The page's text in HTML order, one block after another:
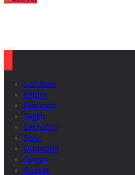
Gündem
Eğitim
Ekonomi
Sağlık
Teknoloji
Spor
Otomobil
Dünya
Siyaset